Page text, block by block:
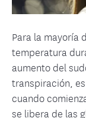
Para la mayoría
temperatura
aumento del
transpiración,
cuando
se libera de las